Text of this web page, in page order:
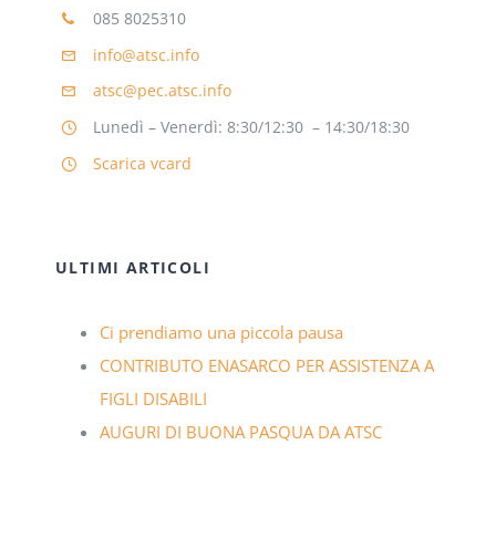
085 8025310
info@atsc.info
atsc@pec.atsc.info
Lunedì – Venerdì: 8:30/12:30 – 14:30/18:30
Scarica vcard
ULTIMI ARTICOLI
Ci prendiamo una piccola pausa
CONTRIBUTO ENASARCO PER ASSISTENZA A
FIGLI DISABILI
AUGURI DI BUONA PASQUA DA ATSC